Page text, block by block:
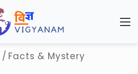
/ Facts & Mystery